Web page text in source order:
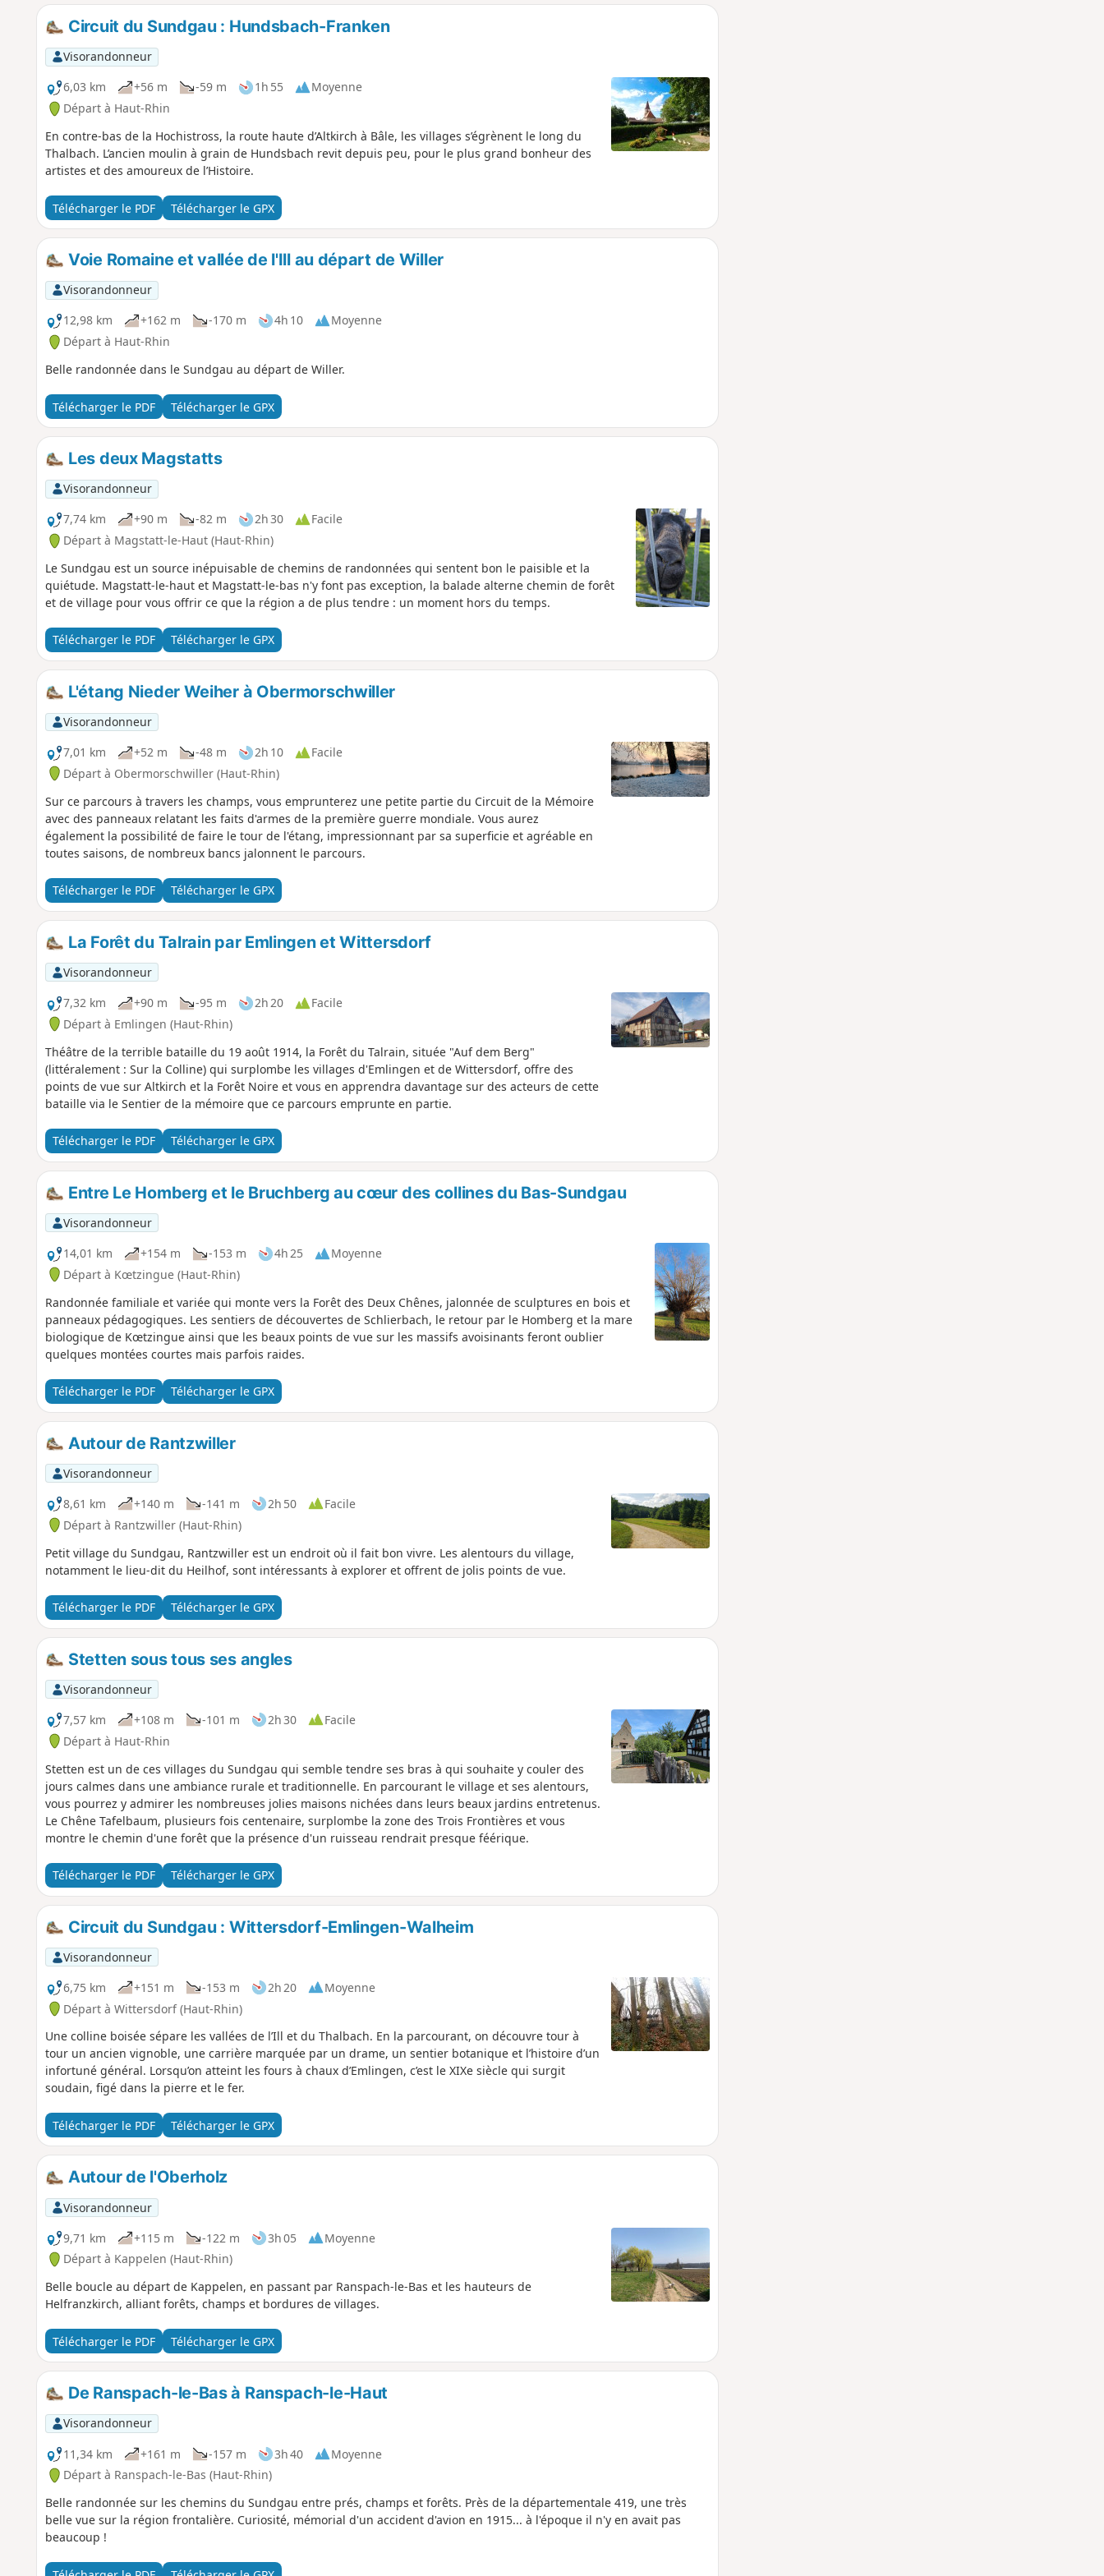
Circuit du Sundgau : Hundsbach-Franken
Visorandonneur
6,03 km
+56 m -59 m 1h 55
Moyenne
Départ à Haut-Rhin
En contre-bas de la Hochistross, la route haute d’Altkirch à Bâle, les villages s’égrènent le long du
Thalbach. L’ancien moulin à grain de Hundsbach revit depuis peu, pour le plus grand bonheur des
artistes et des amoureux de l’Histoire.
Télécharger le PDF Télécharger le GPX
Voie Romaine et vallée de l'Ill au départ de Willer
Visorandonneur
12,98 km
+162 m -170 m 4h 10
Moyenne
Départ à Haut-Rhin
Belle randonnée dans le Sundgau au départ de Willer.
Télécharger le PDF Télécharger le GPX
Les deux Magstatts
Visorandonneur
7,74 km
+90 m -82 m 2h 30
Facile
Départ à Magstatt-le-Haut (Haut-Rhin)
Le Sundgau est un source inépuisable de chemins de randonnées qui sentent bon le paisible et la
quiétude. Magstatt-le-haut et Magstatt-le-bas n'y font pas exception, la balade alterne chemin de forêt
et de village pour vous offrir ce que la région a de plus tendre : un moment hors du temps.
Télécharger le PDF Télécharger le GPX
L'étang Nieder Weiher à Obermorschwiller
Visorandonneur
7,01 km
+52 m -48 m 2h 10
Facile
Départ à Obermorschwiller (Haut-Rhin)
Sur ce parcours à travers les champs, vous emprunterez une petite partie du Circuit de la Mémoire
avec des panneaux relatant les faits d'armes de la première guerre mondiale. Vous aurez
également la possibilité de faire le tour de l'étang, impressionnant par sa superficie et agréable en
toutes saisons, de nombreux bancs jalonnent le parcours.
Télécharger le PDF Télécharger le GPX
La Forêt du Talrain par Emlingen et Wittersdorf
Visorandonneur
7,32 km
+90 m -95 m 2h 20
Facile
Départ à Emlingen (Haut-Rhin)
Théâtre de la terrible bataille du 19 août 1914, la Forêt du Talrain, située "Auf dem Berg"
(littéralement : Sur la Colline) qui surplombe les villages d'Emlingen et de Wittersdorf, offre des
points de vue sur Altkirch et la Forêt Noire et vous en apprendra davantage sur des acteurs de cette
bataille via le Sentier de la mémoire que ce parcours emprunte en partie.
Télécharger le PDF Télécharger le GPX
Entre Le Homberg et le Bruchberg au cœur des collines du Bas-Sundgau
Visorandonneur
14,01 km
+154 m -153 m 4h 25
Moyenne
Départ à Kœtzingue (Haut-Rhin)
Randonnée familiale et variée qui monte vers la Forêt des Deux Chênes, jalonnée de sculptures en bois et
panneaux pédagogiques. Les sentiers de découvertes de Schlierbach, le retour par le Homberg et la mare
biologique de Kœtzingue ainsi que les beaux points de vue sur les massifs avoisinants feront oublier
quelques montées courtes mais parfois raides.
Télécharger le PDF Télécharger le GPX
Autour de Rantzwiller
Visorandonneur
8,61 km
+140 m -141 m 2h 50
Facile
Départ à Rantzwiller (Haut-Rhin)
Petit village du Sundgau, Rantzwiller est un endroit où il fait bon vivre. Les alentours du village,
notamment le lieu-dit du Heilhof, sont intéressants à explorer et offrent de jolis points de vue.
Télécharger le PDF Télécharger le GPX
Stetten sous tous ses angles
Visorandonneur
7,57 km
+108 m -101 m 2h 30
Facile
Départ à Haut-Rhin
Stetten est un de ces villages du Sundgau qui semble tendre ses bras à qui souhaite y couler des
jours calmes dans une ambiance rurale et traditionnelle. En parcourant le village et ses alentours,
vous pourrez y admirer les nombreuses jolies maisons nichées dans leurs beaux jardins entretenus.
Le Chêne Tafelbaum, plusieurs fois centenaire, surplombe la zone des Trois Frontières et vous
montre le chemin d'une forêt que la présence d'un ruisseau rendrait presque féérique.
Télécharger le PDF Télécharger le GPX
Circuit du Sundgau : Wittersdorf-Emlingen-Walheim
Visorandonneur
6,75 km
+151 m -153 m 2h 20
Moyenne
Départ à Wittersdorf (Haut-Rhin)
Une colline boisée sépare les vallées de l’Ill et du Thalbach. En la parcourant, on découvre tour à
tour un ancien vignoble, une carrière marquée par un drame, un sentier botanique et l’histoire d’un
infortuné général. Lorsqu’on atteint les fours à chaux d’Emlingen, c’est le XIXe siècle qui surgit
soudain, figé dans la pierre et le fer.
Télécharger le PDF Télécharger le GPX
Autour de l'Oberholz
Visorandonneur
9,71 km
+115 m -122 m 3h 05
Moyenne
Départ à Kappelen (Haut-Rhin)
Belle boucle au départ de Kappelen, en passant par Ranspach-le-Bas et les hauteurs de
Helfranzkirch, alliant forêts, champs et bordures de villages.
Télécharger le PDF Télécharger le GPX
De Ranspach-le-Bas à Ranspach-le-Haut
Visorandonneur
11,34 km
+161 m -157 m 3h 40
Moyenne
Départ à Ranspach-le-Bas (Haut-Rhin)
Belle randonnée sur les chemins du Sundgau entre prés, champs et forêts. Près de la départementale 419, une très
belle vue sur la région frontalière. Curiosité, mémorial d'un accident d'avion en 1915... à l'époque il n'y en avait pas
beaucoup !